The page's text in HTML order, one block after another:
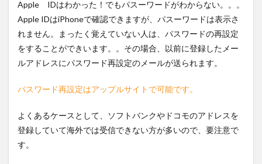
Apple IDはわかった！でもパスーワードがわからない。。。
Apple IDはiPhoneで確認できますが、パスーワードは表示さ
れません。まったく覚えていない人は、パスワードの再設定
をすることができいます。。その場合、以前に登録したメー
ルアドレスにパスワード再設定のメールが送られます。
パスワード再設定はアップルサイトで可能です。
よくあるケースとして、ソフトバンクやドコモのアドレスを
登録していて海外では受信できない方が多いので、要注意で
す。